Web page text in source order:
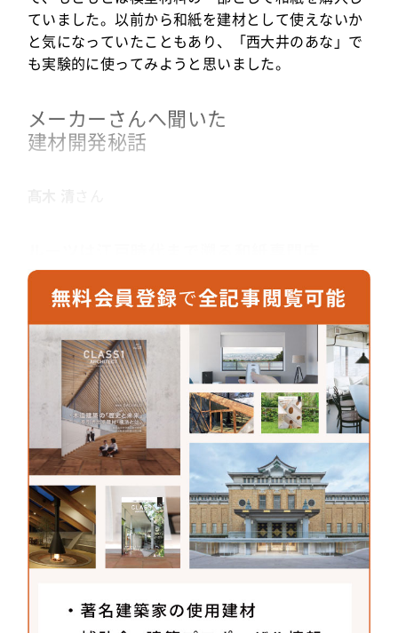
ていました。以前から和紙を建材として使えないか
と気になっていたこともあり、「西大井のあな」で
も実験的に使ってみようと思いました。
メーカーさんへ聞いた
建材開発秘話
当社は367年前の江戸時代に手漉き和紙の問屋とし
て創業し、39年前から小売店を併設する会社になり
ました。現在は、全国から有名どころの手漉き和紙
揃えで、扱っている和紙は600～700種類。建築家の